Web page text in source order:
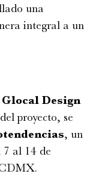
una
integral a un
Glocal Design
proyecto, se
, un
7 al 14 de